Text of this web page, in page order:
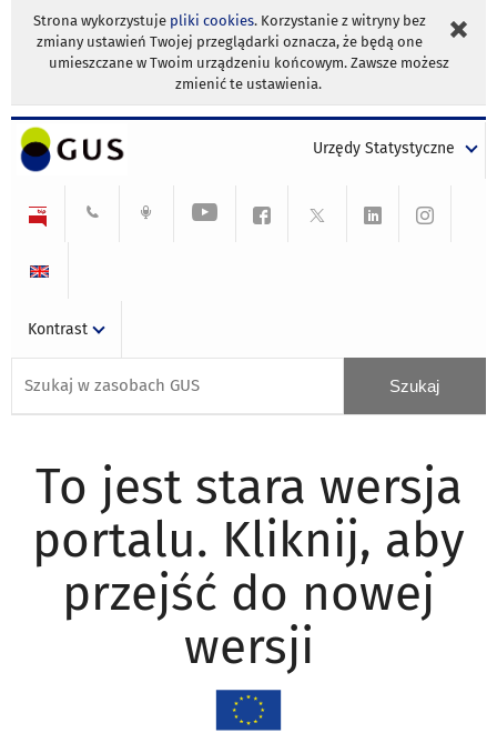
Strona wykorzystuje pliki cookies. Korzystanie z witryny bez
zmiany ustawień Twojej przeglądarki oznacza, że będą one
umieszczane w Twoim urządzeniu końcowym. Zawsze możesz
zmienić te ustawienia.
Urzędy Statystyczne
Kontrast
To jest stara wersja
portalu. Kliknij, aby
przejść do nowej
wersji